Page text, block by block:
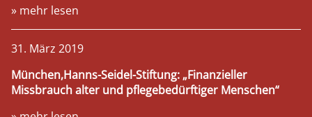
» mehr lesen
31. März 2019
München,Hanns-Seidel-Stiftung: „Finanzieller
Missbrauch alter und pflegebedürftiger Menschen“